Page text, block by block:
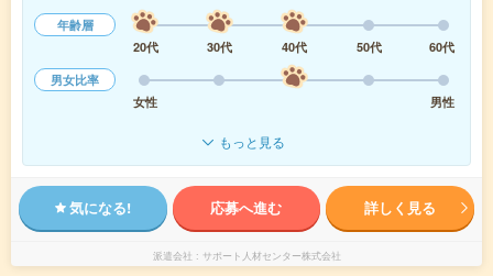
年齢層
20代
30代 40代 50代
60代
男女比率
女性
男性
もっと見る
気になる! 応募へ進む 詳しく見る
派遣会社 サポート人材センター株式会社